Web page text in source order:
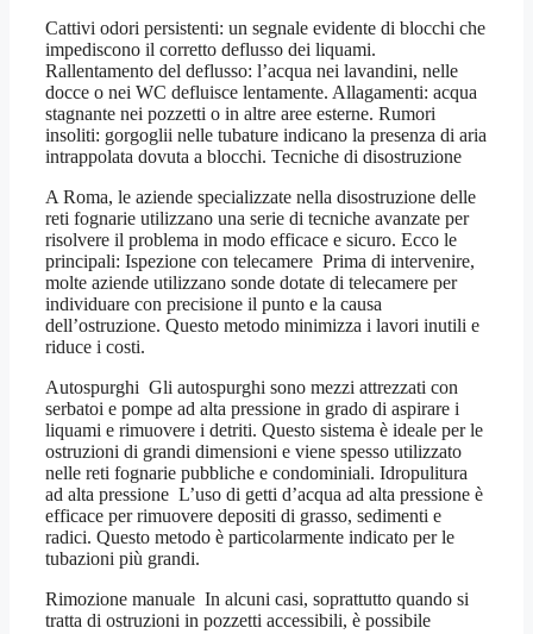
Cattivi odori persistenti: un segnale evidente di blocchi che
impediscono il corretto deflusso dei liquami.
Rallentamento del deflusso: l’acqua nei lavandini, nelle
docce o nei WC defluisce lentamente. Allagamenti: acqua
stagnante nei pozzetti o in altre aree esterne. Rumori
insoliti: gorgoglii nelle tubature indicano la presenza di aria
intrappolata dovuta a blocchi. Tecniche di disostruzione
A Roma, le aziende specializzate nella disostruzione delle
reti fognarie utilizzano una serie di tecniche avanzate per
risolvere il problema in modo efficace e sicuro. Ecco le
principali: Ispezione con telecamere Prima di intervenire,
molte aziende utilizzano sonde dotate di telecamere per
individuare con precisione il punto e la causa
dell’ostruzione. Questo metodo minimizza i lavori inutili e
riduce i costi.
Autospurghi Gli autospurghi sono mezzi attrezzati con
serbatoi e pompe ad alta pressione in grado di aspirare i
liquami e rimuovere i detriti. Questo sistema è ideale per le
ostruzioni di grandi dimensioni e viene spesso utilizzato
nelle reti fognarie pubbliche e condominiali. Idropulitura
ad alta pressione L’uso di getti d’acqua ad alta pressione è
efficace per rimuovere depositi di grasso, sedimenti e
radici. Questo metodo è particolarmente indicato per le
tubazioni più grandi.
Rimozione manuale In alcuni casi, soprattutto quando si
tratta di ostruzioni in pozzetti accessibili, è possibile